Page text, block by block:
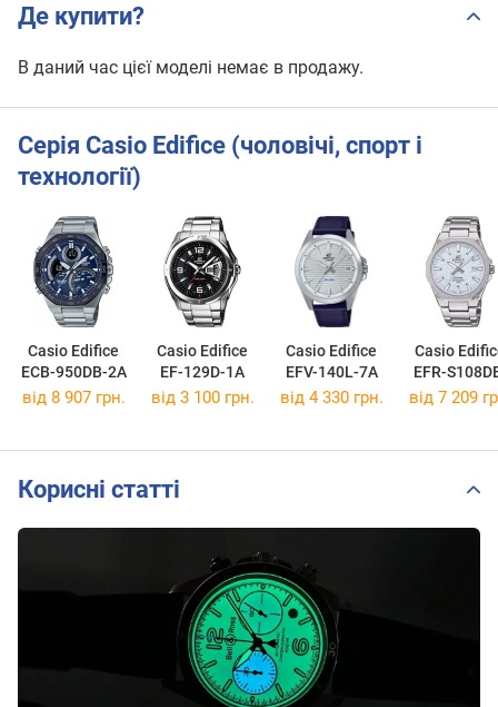
Де купити?
В даний час цієї моделі немає в продажу.
Серія Casio Edifice (чоловічі, спорт і
технології)
Casio Edifice
ECB-950DB-2A
Casio Edifice
EF-129D-1A
Casio Edifice
EFV-140L-7A
Casio
EFR-
2A
від 8 907 грн. від 3 100 грн. від 4 330 грн. від 7 209
Корисні статті